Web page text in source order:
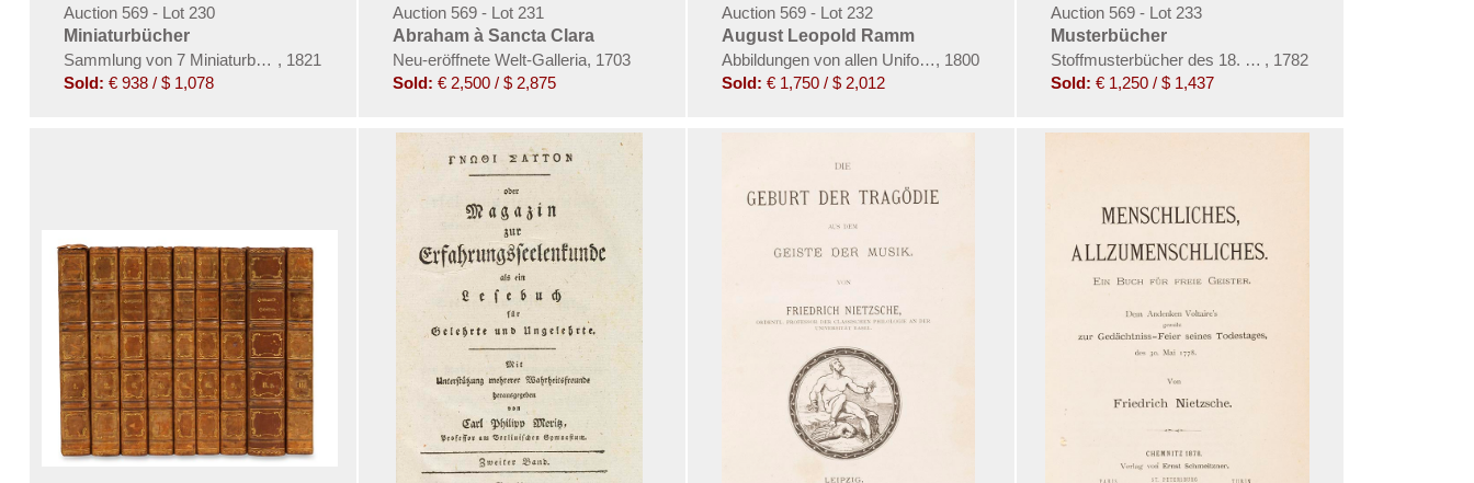
Auction 569 - Lot 230
Miniaturbücher
Sammlung von 7 Miniaturbüchern
, 1821
Sold: € 938 / $ 1,078
Auction 569 - Lot 231
Abraham à Sancta Clara
Neu-eröffnete Welt-Galleria, 1703
Sold: € 2,500 / $ 2,875
Auction 569 - Lot 232
August Leopold Ramm
Abbildungen von allen Uniformen
, 1800
Sold: € 1,750 / $ 2,012
Auction 569 - Lot 233
Musterbücher
Stoffmusterbücher des 18. und 19. Jhs.
, 1782
Sold: € 1,250 / $ 1,437